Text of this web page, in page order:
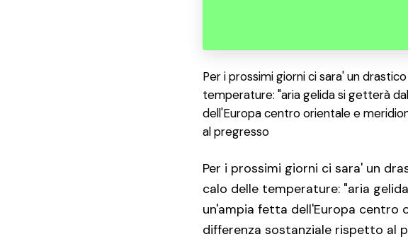
Per i prossimi giorni ci sara' un
temperature: "aria gelida si getterà
dell'Europa centro orientale e
al pregresso
Per i prossimi giorni ci sara' un
calo delle temperature: "aria
un'ampia fetta dell'Europa centro
differenza sostanziale rispetto al